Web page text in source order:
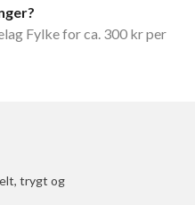
Fylke for ca. 300 kr per
trygt og